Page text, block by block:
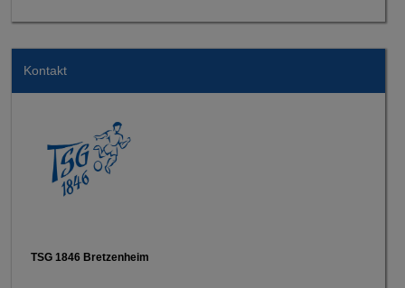
Kontakt
TSG 1846 Bretzenheim